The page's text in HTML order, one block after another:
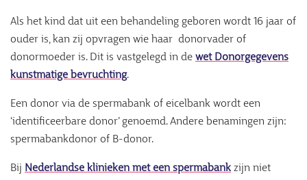
Als het kind dat uit een behandeling geboren wordt 16 jaar of
ouder is, kan zij opvragen wie haar donorvader of
donormoeder is. Dit is vastgelegd in de wet Donorgegevens
kunstmatige bevruchting.
Een donor via de spermabank of eicelbank wordt een
‘identificeerbare donor’ genoemd. Andere benamingen zijn:
spermabankdonor of B-donor.
Bij Nederlandse klinieken met een spermabank zijn niet